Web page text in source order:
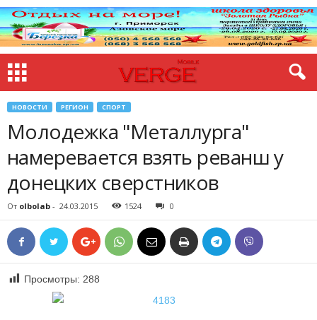
НОВОСТИ РЕГИОН СПОРТ
Молодежка "Металлурга"
намеревается взять реванш у
донецких сверстников
От olbolab - 24.03.2015 1524 0
Просмотры: 288